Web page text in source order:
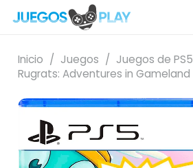
Inicio / Juegos / Juegos de PS5
Rugrats: Adventures in Gameland